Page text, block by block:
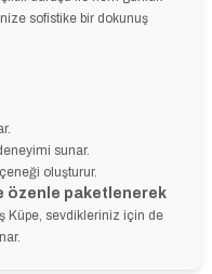
sofistike bir dokunuş
sunar.
oluşturur.
özenle paketlenerek
Küpe, sevdikleriniz için de